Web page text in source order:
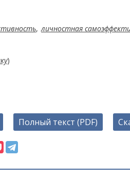
, личностная
)
Полный текст (PDF)